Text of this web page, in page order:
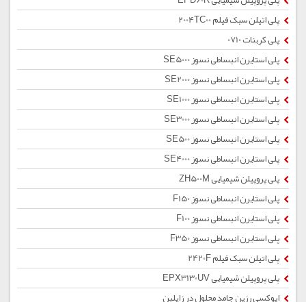
پلی اتیلن سبک فیلم 2004TC00
پلی کربنات 0710
پلی استایرن انبساطی نسوز SE5000
پلی استایرن انبساطی نسوز SE2000
پلی استایرن انبساطی نسوز SE1000
پلی استایرن انبساطی نسوز SE3000
پلی استایرن انبساطی نسوز SE500
پلی استایرن انبساطی نسوز SE4000
پلی پروپیلن شیمیایی ZH500M
پلی استایرن انبساطی نسوز F150
پلی استایرن انبساطی نسوز F100
پلی استایرن انبساطی نسوز F350
پلی اتیلن سبک فیلم 2420F
پلی پروپیلن شیمیایی EPX3130UV
اپوکسی رزین جامد محلول در زایلین